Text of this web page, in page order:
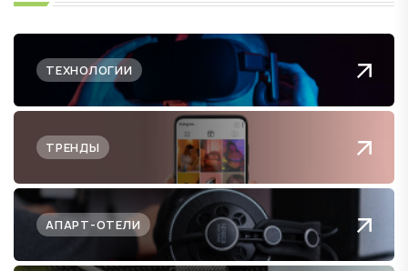
ТЕХНОЛОГИИ
ТРЕНДЫ
АПАРТ-ОТЕЛИ